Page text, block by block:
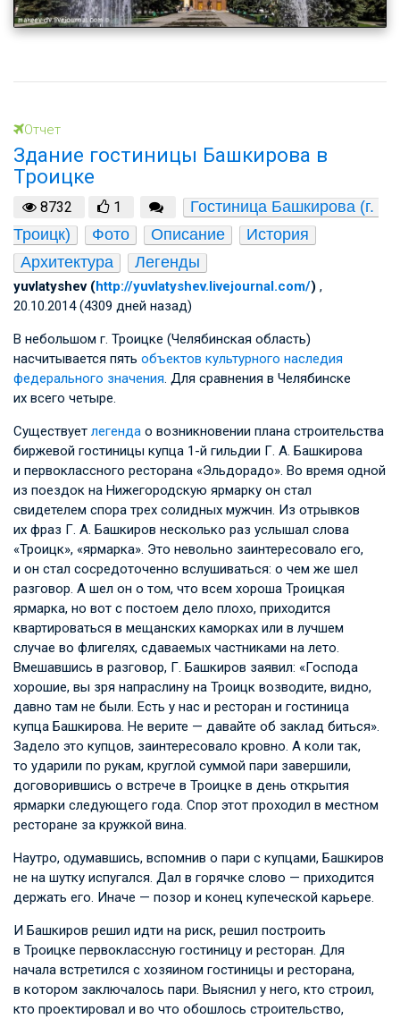
Отчет
Здание гостиницы Башкирова в
Троицке
8732 1
Гостиница Башкирова (г.
Троицк)
Фото Описание
История
Архитектура
Легенды
yuvlatyshev (http://yuvlatyshev.livejournal.com/) ,
20.10.2014 (4309 дней назад)
В небольшом г. Троицке (Челябинская область)
насчитывается пять объектов культурного наследия
федерального значения. Для сравнения в Челябинске
их всего четыре.
Существует легенда о возникновении плана строительства
биржевой гостиницы купца 1-й гильдии Г. А. Башкирова
и первоклассного ресторана «Эльдорадо». Во время одной
из поездок на Нижегородскую ярмарку он стал
свидетелем спора трех солидных мужчин. Из отрывков
их фраз Г. А. Башкиров несколько раз услышал слова
«Троицк», «ярмарка». Это невольно заинтересовало его,
и он стал сосредоточенно вслушиваться: о чем же шел
разговор. А шел он о том, что всем хороша Троицкая
ярмарка, но вот с постоем дело плохо, приходится
квартироваться в мещанских каморках или в лучшем
случае во флигелях, сдаваемых частниками на лето.
Вмешавшись в разговор, Г. Башкиров заявил: «Господа
хорошие, вы зря напраслину на Троицк возводите, видно,
давно там не были. Есть у нас и ресторан и гостиница
купца Башкирова. Не верите — давайте об заклад биться».
Задело это купцов, заинтересовало кровно. А коли так,
то ударили по рукам, круглой суммой пари завершили,
договорившись о встрече в Троицке в день открытия
ярмарки следующего года. Спор этот проходил в местном
ресторане за кружкой вина.
Наутро, одумавшись, вспомнив о пари с купцами, Башкиров
не на шутку испугался. Дал в горячке слово — приходится
держать его. Иначе — позор и конец купеческой карьере.
И Башкиров решил идти на риск, решил построить
в Троицке первоклассную гостиницу и ресторан. Для
начала встретился с хозяином гостиницы и ресторана,
в котором заключалось пари. Выяснил у него, кто строил,
кто проектировал и во что обошлось строительство,